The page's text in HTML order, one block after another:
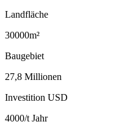
Landfläche
30000m²
Baugebiet
27,8 Millionen
Investition USD
4000/t Jahr